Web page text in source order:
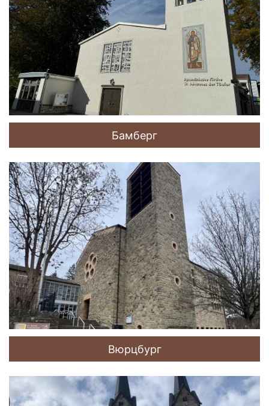
Бамберг
Вюрцбург